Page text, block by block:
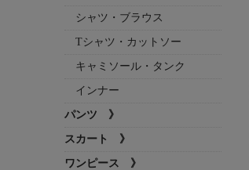
シャツ・ブラウス
Tシャツ・カットソー
キャミソール・タンク
インナー
パンツ 》
スカート 》
ワンピース 》